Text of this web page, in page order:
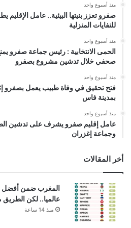
منذ أسبوع واحد
صفرو تعزز بنيتها البيئية.. عامل
للنفايات المنزلية
منذ أسبوع واحد
الحمى الانتخابية : رئيس جماعة صفرو
صحفي خلال تدشين مشروع بصفرو
منذ أسبوع واحد
فتح تحقيق في وفاة طبيب يعمل
بمدينة فاس
منذ أسبوع واحد
عامل إقليم صفرو يشرف على تدشين
وجماعة إغزران
أخر المقالات
عالميا.. لكن الطريق
منذ 14 ساعة